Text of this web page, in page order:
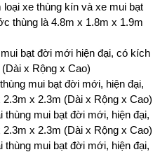
loại xe thùng kín và xe mui bạt
thùng là 4.8m x 1.8m x 1.9m
bạt đời mới hiện đại, có kích
x Rộng x Cao)
mui bạt đời mới, hiện đại,
x 2.3m (Dài x Rộng x Cao)
thùng mui bạt đời mới, hiện đại,
x 2.3m (Dài x Rộng x Cao)
thùng mui bạt đời mới, hiện đại,